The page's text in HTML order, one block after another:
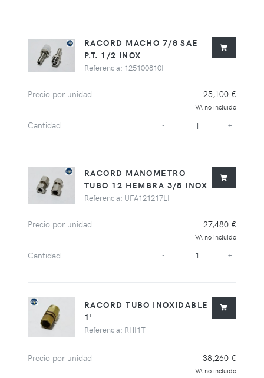
RACORD MACHO 7/8 SAE
P.T. 1/2 INOX
Referencia: 125100810I
Precio por unidad 25,100 €
IVA no incluido
Cantidad - +
RACORD MANOMETRO
TUBO 12 HEMBRA 3/8 INOX
Referencia: UFA121217LI
Precio por unidad 27,480 €
IVA no incluido
Cantidad - +
RACORD TUBO INOXIDABLE
1'
Referencia: RHI1T
Precio por unidad 38,260 €
IVA no incluido